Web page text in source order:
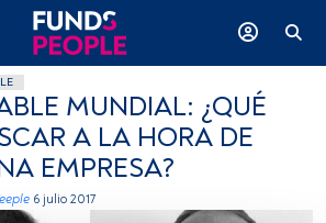
MUNDIAL: ¿QUÉ
A LA HORA DE
EMPRESA?
6 julio 2017